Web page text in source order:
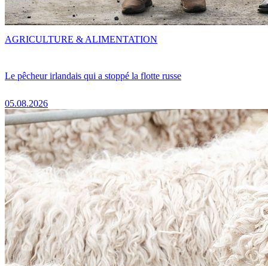
Le pêcheur irlandais qui a stoppé la flotte russe
05.08.2026
AGRICULTURE & ALIMENTATION